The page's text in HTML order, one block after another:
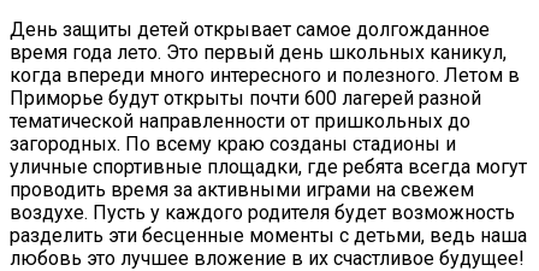
День защиты детей открывает самое долгожданное
время года лето. Это первый день школьных каникул,
когда впереди много интересного и полезного. Летом в
Приморье будут открыты почти 600 лагерей разной
тематической направленности от пришкольных до
загородных. По всему краю созданы стадионы и
уличные спортивные площадки, где ребята всегда могут
проводить время за активными играми на свежем
воздухе. Пусть у каждого родителя будет возможность
разделить эти бесценные моменты с детьми, ведь наша
любовь это лучшее вложение в их счастливое будущее!